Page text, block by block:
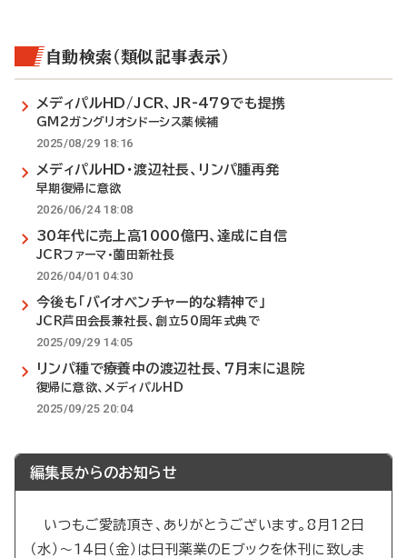
自動検索（類似記事表示）
メディパルHD/JCR、JR-479でも提携
GM2ガングリオシドーシス薬候補
2025/08/29 18:16
メディパルHD・渡辺社長、リンパ腫再発
早期復帰に意欲
2026/06/24 18:08
30年代に売上高1000億円、達成に自信
JCRファーマ・薗田新社長
2026/04/01 04:30
今後も「バイオベンチャー的な精神で」
JCR芦田会長兼社長、創立50周年式典で
2025/09/29 14:05
リンパ種で療養中の渡辺社長、7月末に退院
復帰に意欲、メディパルHD
2025/09/25 20:04
編集長からのお知らせ
いつもご愛読頂き、ありがとうございます。8月12日
（水）～14日（金）は日刊薬業のEブックを休刊に致しま